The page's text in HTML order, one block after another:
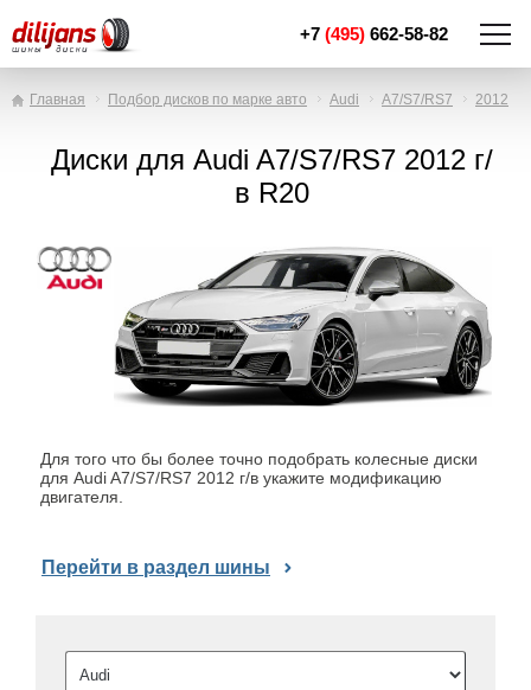
+7 (495) 662-58-82
Главная Подбор дисков по марке авто Audi A7/S7/RS7 2012
Диски для Audi A7/S7/RS7 2012 г/
в R20
Для того что бы более точно подобрать колесные диски
для Audi A7/S7/RS7 2012 г/в укажите модификацию
двигателя.
Перейти в раздел шины